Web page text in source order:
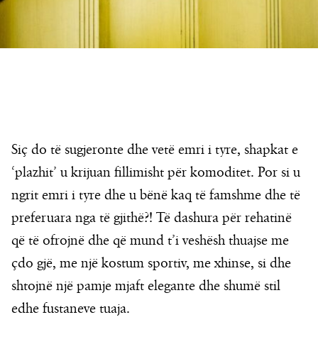
Siç do të sugjeronte dhe vetë emri i tyre, shapkat e
‘plazhit’ u krijuan fillimisht për komoditet. Por si u
ngrit emri i tyre dhe u bënë kaq të famshme dhe të
preferuara nga të gjithë?! Të dashura për rehatinë
që të ofrojnë dhe që mund t’i veshësh thuajse me
çdo gjë, me një kostum sportiv, me xhinse, si dhe
shtojnë një pamje mjaft elegante dhe shumë stil
edhe fustaneve tuaja.